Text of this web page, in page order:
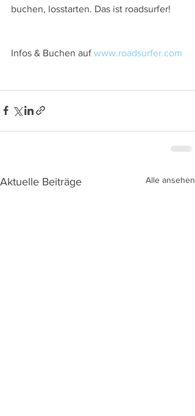
buchen, losstarten. Das ist roadsurfer!
Infos & Buchen auf www.roadsurfer.com
Aktuelle Beiträge Alle ansehen